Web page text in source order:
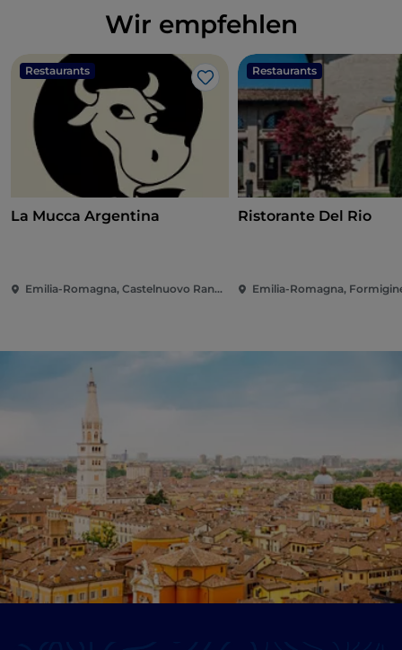
Wir empfehlen
Restaurants
Like
La Mucca Argentina
Emilia-Romagna, Castelnuovo Rangone
Restaurants
Ristorante Del Rio
Emilia-Romagna,